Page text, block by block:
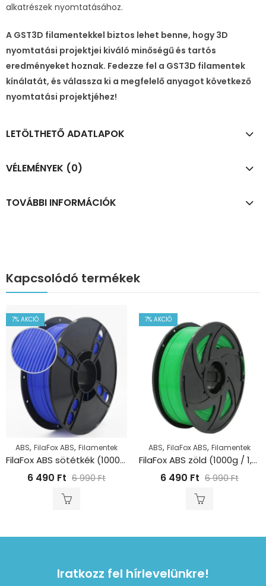
alkatrészek nyomtatásához.
A GST3D filamentekkel biztos lehet benne, hogy 3D
nyomtatási projektjei kiváló minőségű és tartós
eredményeket hoznak. Fedezze fel a GST3D filamentek
kínálatát, és válassza ki a megfelelő anyagot következő
nyomtatási projektjéhez!
LETÖLTHETŐ ADATLAPOK
VÉLEMÉNYEK (0)
TOVÁBBI INFORMÁCIÓK
Kapcsolódó termékek
7% AKCIÓ
ABS, FilaFox ABS, Filamentek
FilaFox ABS sötétkék (1000g / 1,75mm)
6 490 Ft 6 990Ft
7% AKCIÓ
ABS, FilaFox ABS, Filamentek
FilaFox ABS zöld (1000g / 1,75mm)
6 490 Ft 6 990Ft
Iratkozz fel hírlevelünkre!